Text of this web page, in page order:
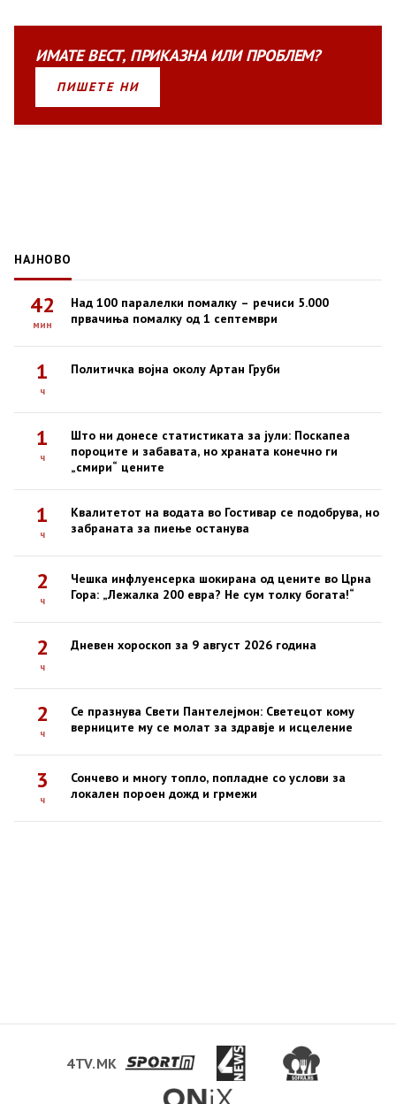
ИМАТЕВЕСТ, ПРИКАЗНАИЛИПРОБЛЕМ?
ПИШЕТЕ НИ
НАЈНОВО
42
мин
Над 100 паралелки помалку – речиси 5.000
првачиња помалку од 1 септември
1
ч
Политичка војна околу Артан Груби
1
ч
Што ни донесе статистиката за јули: Поскапеа
пороците и забавата, но храната конечно ги
„смири“ цените
1
ч
Квалитетот на водата во Гостивар се подобрува, но
забраната за пиење останува
2
ч
Чешка инфлуенсерка шокирана од цените во Црна
Гора: „Лежалка 200 евра? Не сум толку богата!“
2
ч
Дневен хороскоп за 9 август 2026 година
2
ч
Се празнува Свети Пантелејмон: Светецот кому
верниците му се молат за здравје и исцеление
3
ч
Сончево и многу топло, попладне со услови за
локален пороен дожд и грмежи
4TV.MK